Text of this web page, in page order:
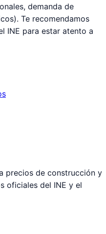
demanda de
Te recomendamos
INE para estar atento a
precios de construcción y
oficiales del INE y el